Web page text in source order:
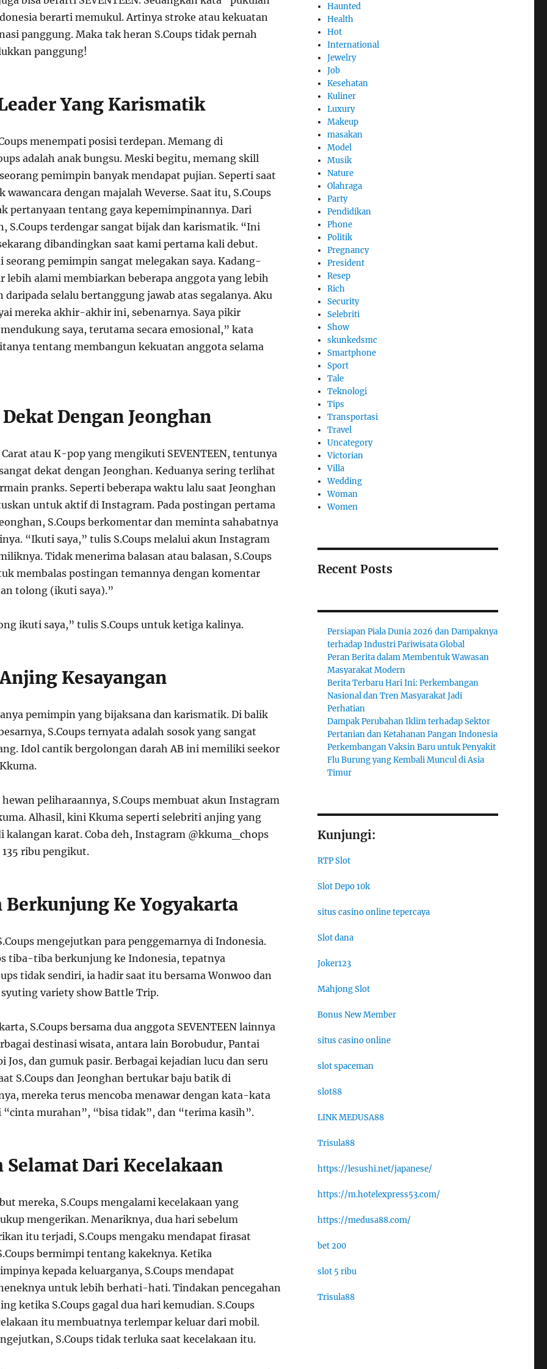
berarti memukul. Artinya stroke atau kekuatan
panggung. Maka tak heran S.Coups tidak pernah
panggung!
Yang Karismatik
menempati posisi terdepan. Memang di
adalah anak bungsu. Meski begitu, memang skill
seorang pemimpin banyak mendapat pujian. Seperti saat
dengan majalah Weverse. Saat itu, S.Coups
pertanyaan tentang gaya kepemimpinannya. Dari
S.Coups terdengar sangat bijak dan karismatik. “Ini
dibandingkan saat kami pertama kali debut.
seorang pemimpin sangat melegakan saya. Kadang-
lebih alami membiarkan beberapa anggota yang lebih
selalu bertanggung jawab atas segalanya. Aku
mereka akhir-akhir ini, sebenarnya. Saya pikir
saya, terutama secara emosional,” kata
tentang membangun kekuatan anggota selama
Dengan Jeonghan
atau K-pop yang mengikuti SEVENTEEN, tentunya
dekat dengan Jeonghan. Keduanya sering terlihat
pranks. Seperti beberapa waktu lalu saat Jeonghan
untuk aktif di Instagram. Pada postingan pertama
S.Coups berkomentar dan meminta sahabatnya
“Ikuti saya,” tulis S.Coups melalui akun Instagram
Tidak menerima balasan atau balasan, S.Coups
membalas postingan temannya dengan komentar
tolong (ikuti saya).”
ikuti saya,” tulis S.Coups untuk ketiga kalinya.
Kesayangan
pemimpin yang bijaksana dan karismatik. Di balik
S.Coups ternyata adalah sosok yang sangat
Idol cantik bergolongan darah AB ini memiliki seekor
peliharaannya, S.Coups membuat akun Instagram
Alhasil, kini Kkuma seperti selebriti anjing yang
kalangan karat. Coba deh, Instagram @kkuma_chops
ribu pengikut.
Berkunjung Ke Yogyakarta
mengejutkan para penggemarnya di Indonesia.
tiba-tiba berkunjung ke Indonesia, tepatnya
tidak sendiri, ia hadir saat itu bersama Wonwoo dan
variety show Battle Trip.
S.Coups bersama dua anggota SEVENTEEN lainnya
destinasi wisata, antara lain Borobudur, Pantai
Jos, dan gumuk pasir. Berbagai kejadian lucu dan seru
S.Coups dan Jeonghan bertukar baju batik di
mereka terus mencoba menawar dengan kata-kata
“cinta murahan”, “bisa tidak”, dan “terima kasih”.
Selamat Dari Kecelakaan
mereka, S.Coups mengalami kecelakaan yang
mengerikan. Menariknya, dua hari sebelum
itu terjadi, S.Coups mengaku mendapat firasat
bermimpi tentang kakeknya. Ketika
kepada keluarganya, S.Coups mendapat
untuk lebih berhati-hati. Tindakan pencegahan
ketika S.Coups gagal dua hari kemudian. S.Coups
itu membuatnya terlempar keluar dari mobil.
S.Coups tidak terluka saat kecelakaan itu.
Haunted
Health
Hot
International
Jewelry
Job
Kesehatan
Kuliner
Luxury
Makeup
masakan
Model
Musik
Nature
Olahraga
Party
Pendidikan
Phone
Politik
Pregnancy
President
Resep
Rich
Security
Selebriti
Show
skunkedsmc
Smartphone
Sport
Tale
Teknologi
Tips
Transportasi
Travel
Uncategory
Victorian
Villa
Wedding
Woman
Women
Recent Posts
Persiapan Piala Dunia 2026 dan Dampaknya
terhadap Industri Pariwisata Global
Peran Berita dalam Membentuk Wawasan
Masyarakat Modern
Berita Terbaru Hari Ini: Perkembangan
Nasional dan Tren Masyarakat Jadi
Perhatian
Dampak Perubahan Iklim terhadap Sektor
Pertanian dan Ketahanan Pangan Indonesia
Perkembangan Vaksin Baru untuk Penyakit
Flu Burung yang Kembali Muncul di Asia
Timur
Kunjungi:
RTP Slot
Slot Depo 10k
situs casino online tepercaya
Slot dana
Joker123
Mahjong Slot
Bonus New Member
situs casino online
slot spaceman
slot88
LINK MEDUSA88
Trisula88
https://lesushi.net/japanese/
https://m.hotelexpress53.com/
https://medusa88.com/
bet 200
slot 5 ribu
Trisula88